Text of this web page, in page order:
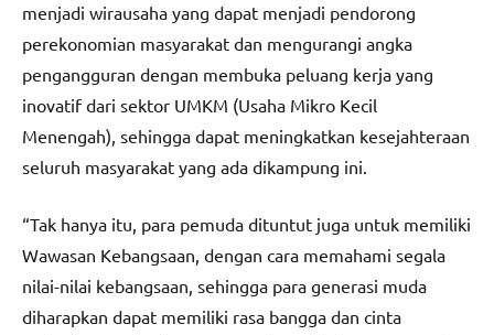
menjadi wirausaha yang dapat menjadi pendorong
perekonomian masyarakat dan mengurangi angka
pengangguran dengan membuka peluang kerja yang
inovatif dari sektor UMKM (Usaha Mikro Kecil
Menengah), sehingga dapat meningkatkan kesejahteraan
seluruh masyarakat yang ada dikampung ini.
“Tak hanya itu, para pemuda dituntut juga untuk memiliki
Wawasan Kebangsaan, dengan cara memahami segala
nilai-nilai kebangsaan, sehingga para generasi muda
diharapkan dapat memiliki rasa bangga dan cinta